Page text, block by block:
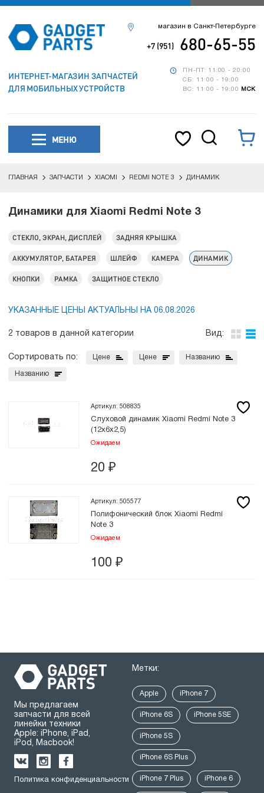
ИНТЕРНЕТ-МАГАЗИН ЗАПЧАСТЕЙ
ДЛЯ МОБИЛЬНЫХ УСТРОЙСТВ
ПН-ПТ: 11:00 - 20:00
СБ: 11:00 - 19:00
ВС: 11:00 - 19:00
МСК
магазин в Санкт-Петербурге
+7 (951) 680-65-55
МЕНЮ
ГЛАВНАЯ ЗАПЧАСТИ XIAOMI REDMI NOTE 3 ДИНАМИК
Динамики для Xiaomi Redmi Note 3
СТЕКЛО, ЭКРАН, ДИСПЛЕЙ ЗАДНЯЯ КРЫШКА
АККУМУЛЯТОР, БАТАРЕЯ ШЛЕЙФ КАМЕРА ДИНАМИК
КНОПКИ РАМКА ЗАЩИТНОЕ СТЕКЛО
УКАЗАННЫЕ ЦЕНЫ АКТУАЛЬНЫ НА 06.08.2026
2 товаров в данной категории Вид:
Сортировать по: Цене Цене Названию
Названию
Артикул: 508835
Слуховой динамик Xiaomi Redmi Note 3
(12x6x2,5)
Ожидаем
20 ₽
Артикул: 505577
Полифонический блок Xiaomi Redmi
Note 3
Ожидаем
100 ₽
Мы предлагаем
запчасти для всей
линейки техники
Apple: iPhone, iPad,
iPod, Macbook!
Политика конфиденциальности
Метки:
Apple iPhone 7
iPhone 6S iPhone 5SE
iPhone 5S
iPhone 6S Plus
iPhone 7 Plus iPhone 6